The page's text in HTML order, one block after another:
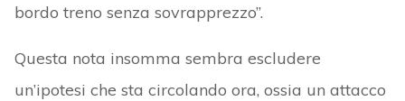
bordo treno senza sovrapprezzo”.
Questa nota insomma sembra escludere
un’ipotesi che sta circolando ora, ossia un attacco